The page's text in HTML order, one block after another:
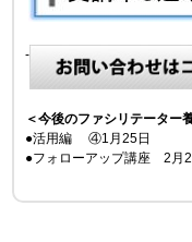
-
＜今後のファシリテーター
●活用編 ④1月25日
●フォローアップ講座 2月